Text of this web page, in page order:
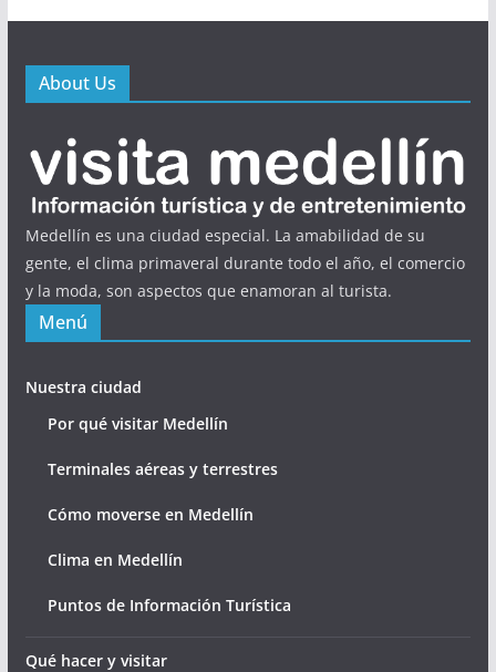
About Us
Medellín es una ciudad especial. La amabilidad de su
gente, el clima primaveral durante todo el año, el comercio
y la moda, son aspectos que enamoran al turista.
Menú
Nuestra ciudad
Por qué visitar Medellín
Terminales aéreas y terrestres
Cómo moverse en Medellín
Clima en Medellín
Puntos de Información Turística
Qué hacer y visitar